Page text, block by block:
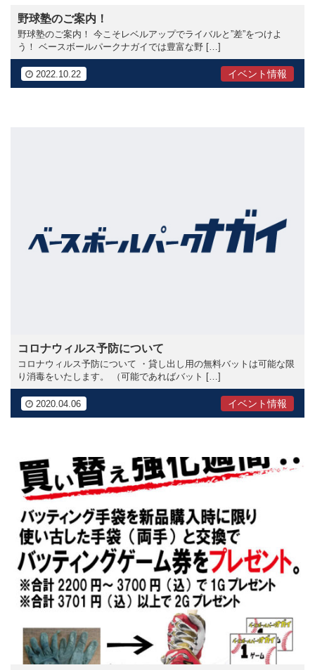
野球塾のご案内！
野球塾のご案内！ 今こそレベルアップでライバルと”差”をつけよ
う！ ベースボールパークナガイでは豊富な野 […]
2022.10.22 イベント情報
コロナウィルス予防について
コロナウィルス予防について ・貸し出し用の無料バットは可能な限
り消毒をいたします。 （可能であればバット […]
2020.04.06 イベント情報